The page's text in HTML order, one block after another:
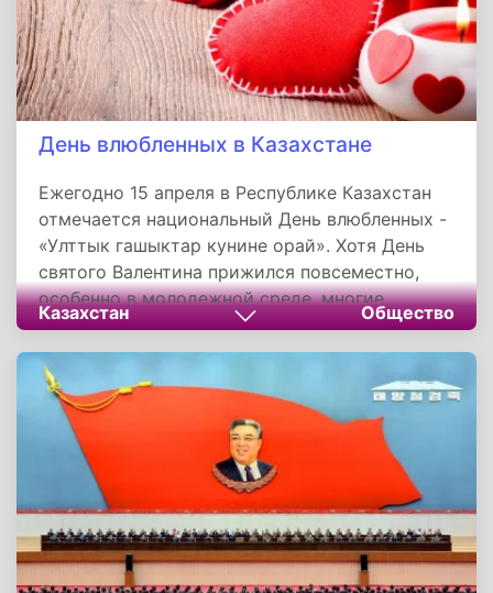
День влюбленных в Казахстане
Ежегодно 15 апреля в Республике Казахстан
отмечается национальный День влюбленных -
«Улттык гашыктар кунине орай». Хотя День
святого Валентина прижился повсеместно,
особенно в молодежной среде, многие
продолжают скептически к нему относиться.
Поэтому казахи предложили своей молодежи
праздник с национальным колоритом.
Казахстан Общество